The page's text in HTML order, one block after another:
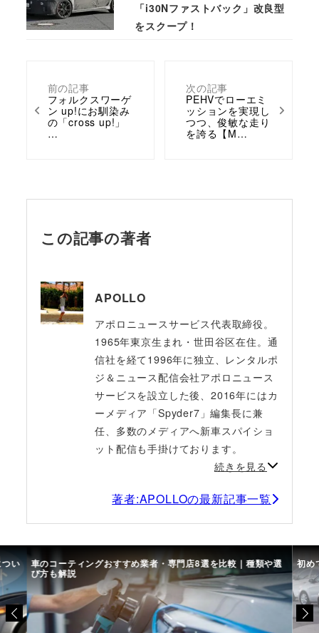
前の記事
フォルクスワーゲ
ン up!にお馴染み
の「cross up!」
…
次の記事
PEHVでローエミ
ッションを実現し
つつ、俊敏な走り
を誇る【M…
「i30Nファストバック」改良型
をスクープ！
この記事の著者
APOLLO
アポロニュースサービス代表取締役。
1965年東京生まれ・世田谷区在住。通
信社を経て1996年に独立、レンタルポ
ジ＆ニュース配信会社アポロニュース
サービスを設立した後、2016年にはカ
ーメディア「Spyder7」編集長に兼
任、多数のメディアへ新車スパイショ
ット配信も手掛けております。
続きを見る
著者:APOLLOの最新記事一覧
い 車のコーティングおすすめ業者・専門店8選を比較｜種類や選
び方も解説
初め